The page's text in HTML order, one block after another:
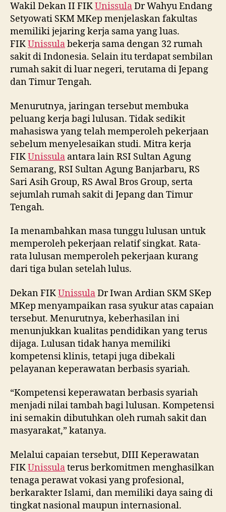
Wakil Dekan II FIKUnissulaDr Wahyu Endang
Setyowati SKM MKep menjelaskan fakultas
memiliki jejaring kerja sama yang luas.
FIKUnissulabekerja sama dengan 32 rumah
sakit di Indonesia. Selain itu terdapat sembilan
rumah sakit di luar negeri, terutama di Jepang
dan Timur Tengah.
Menurutnya, jaringan tersebut membuka
peluang kerja bagi lulusan. Tidak sedikit
mahasiswa yang telah memperoleh pekerjaan
sebelum menyelesaikan studi. Mitra kerja
FIKUnissula antara lain RSI Sultan Agung
Semarang, RSI Sultan Agung Banjarbaru, RS
Sari Asih Group, RS Awal Bros Group, serta
sejumlah rumah sakit di Jepang dan Timur
Tengah.
Ia menambahkan masa tunggu lulusan untuk
memperoleh pekerjaan relatif singkat. Rata-
rata lulusan memperoleh pekerjaan kurang
dari tiga bulan setelah lulus.
Dekan FIKUnissulaDr Iwan Ardian SKM SKep
MKep menyampaikan rasa syukur atas capaian
tersebut. Menurutnya, keberhasilan ini
menunjukkan kualitas pendidikan yang terus
dijaga. Lulusan tidak hanya memiliki
kompetensi klinis, tetapi juga dibekali
pelayanan keperawatan berbasis syariah.
“Kompetensi keperawatan berbasis syariah
menjadi nilai tambah bagi lulusan. Kompetensi
ini semakin dibutuhkan oleh rumah sakit dan
masyarakat,” katanya.
Melalui capaian tersebut, DIII Keperawatan
FIKUnissulaterus berkomitmen menghasilkan
tenaga perawat vokasi yang profesional,
berkarakter Islami, dan memiliki daya saing di
tingkat nasional maupun internasional.